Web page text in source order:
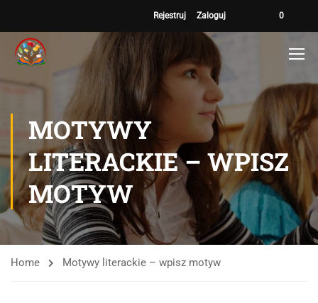
Rejestruj Zaloguj 0
MOTYWY
LITERACKIE – WPISZ
MOTYW
Home Motywy literackie – wpisz motyw